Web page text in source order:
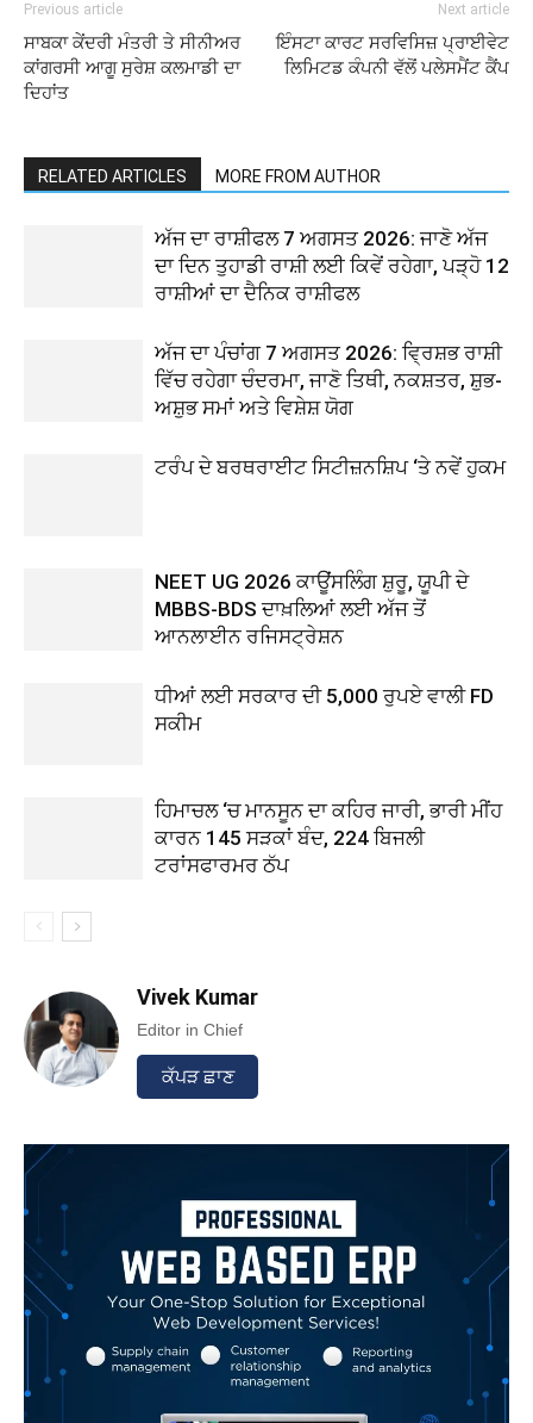
Previous article
ਸਾਬਕਾ ਕੇਂਦਰੀ ਮੰਤਰੀ ਤੇ ਸੀਨੀਅਰ
ਕਾਂਗਰਸੀ ਆਗੂ ਸੁਰੇਸ਼ ਕਲਮਾਡੀ ਦਾ
ਦਿਹਾਂਤ
Next article
ਇੰਸਟਾ ਕਾਰਟ ਸਰਵਿਸਿਜ਼ ਪ੍ਰਾਈਵੇਟ
ਲਿਮਿਟਡ ਕੰਪਨੀ ਵੱਲੋਂ ਪਲੇਸਮੈਂਟ ਕੈਂਪ
RELATED ARTICLES MORE FROM AUTHOR
ਅੱਜ ਦਾ ਰਾਸ਼ੀਫਲ 7 ਅਗਸਤ 2026: ਜਾਣੋ ਅੱਜ
ਦਾ ਦਿਨ ਤੁਹਾਡੀ ਰਾਸ਼ੀ ਲਈ ਕਿਵੇਂ ਰਹੇਗਾ, ਪੜ੍ਹੋ 12
ਰਾਸ਼ੀਆਂ ਦਾ ਦੈਨਿਕ ਰਾਸ਼ੀਫਲ
ਅੱਜ ਦਾ ਪੰਚਾਂਗ 7 ਅਗਸਤ 2026: ਵ੍ਰਿਸ਼ਭ ਰਾਸ਼ੀ
ਵਿੱਚ ਰਹੇਗਾ ਚੰਦਰਮਾ, ਜਾਣੋ ਤਿਥੀ, ਨਕਸ਼ਤਰ, ਸ਼ੁਭ-
ਅਸ਼ੁਭ ਸਮਾਂ ਅਤੇ ਵਿਸ਼ੇਸ਼ ਯੋਗ
ਟਰੰਪ ਦੇ ਬਰਥਰਾਈਟ ਸਿਟੀਜ਼ਨਸ਼ਿਪ ‘ਤੇ ਨਵੇਂ ਹੁਕਮ
NEET UG 2026 ਕਾਊਂਸਲਿੰਗ ਸ਼ੁਰੂ, ਯੂਪੀ ਦੇ
MBBS-BDS ਦਾਖ਼ਲਿਆਂ ਲਈ ਅੱਜ ਤੋਂ
ਆਨਲਾਈਨ ਰਜਿਸਟ੍ਰੇਸ਼ਨ
ਧੀਆਂ ਲਈ ਸਰਕਾਰ ਦੀ 5,000 ਰੁਪਏ ਵਾਲੀ FD
ਸਕੀਮ
ਹਿਮਾਚਲ ‘ਚ ਮਾਨਸੂਨ ਦਾ ਕਹਿਰ ਜਾਰੀ, ਭਾਰੀ ਮੀਂਹ
ਕਾਰਨ 145 ਸੜਕਾਂ ਬੰਦ, 224 ਬਿਜਲੀ
ਟਰਾਂਸਫਾਰਮਰ ਠੱਪ
Vivek Kumar
Editor in Chief
ਕੱਪੜ ਛਾਣ